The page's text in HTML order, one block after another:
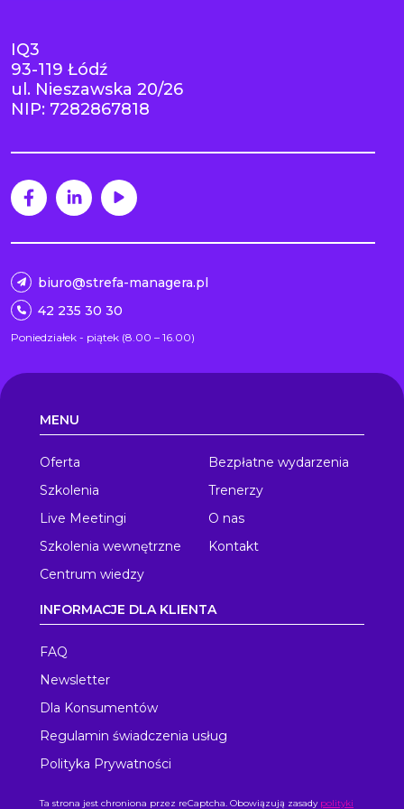
IQ3
93-119 Łódź
ul. Nieszawska 20/26
NIP: 7282867818
biuro@strefa-managera.pl
42 235 30 30
Poniedziałek - piątek (8.00 – 16.00)
MENU
Oferta
Szkolenia
Live Meetingi
Szkolenia wewnętrzne
Centrum wiedzy
Bezpłatne wydarzenia
Trenerzy
O nas
Kontakt
INFORMACJE DLA KLIENTA
FAQ
Newsletter
Dla Konsumentów
Regulamin świadczenia usług
Polityka Prywatności
Ta strona jest chroniona przez reCaptcha. Obowiązują zasady polityki